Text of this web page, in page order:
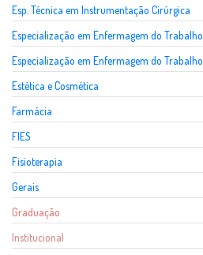
Esp. Técnica em Instrumentação Cirúrgica
Especialização em Enfermagem do Trabalho
Especialização em Enfermagem do Trabalho
Estética e Cosmética
Farmácia
FIES
Fisioterapia
Gerais
Graduação
Institucional